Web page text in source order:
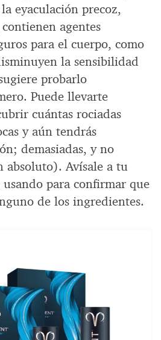
eyaculación precoz,
agentes
para el cuerpo, como
la sensibilidad
probarlo
Puede llevarte
cuántas rociadas
y aún tendrás
demasiadas, y no
absoluto). Avísale a tu
usando para confirmar que
de los ingredientes.